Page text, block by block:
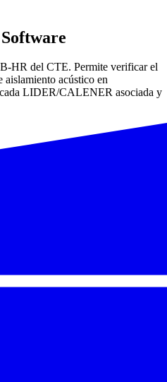
HR del CTE. Permite verificar el
aislamiento acústico en
LIDER/CALENER asociada y